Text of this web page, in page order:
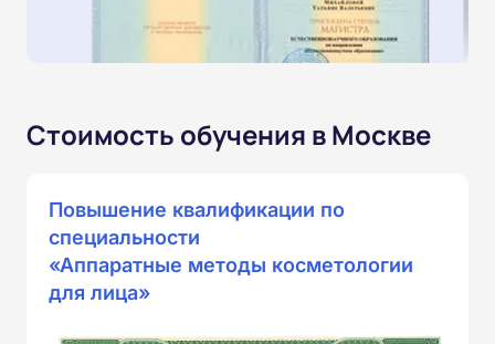
Стоимость обучения в Москве
Повышение квалификации по
специальности
«Аппаратные методы косметологии
для лица»